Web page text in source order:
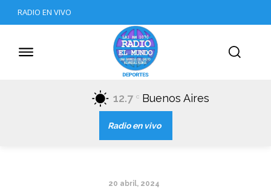
RADIO EN VIVO
12.7 C Buenos Aires
Radio en vivo
20 abril, 2024